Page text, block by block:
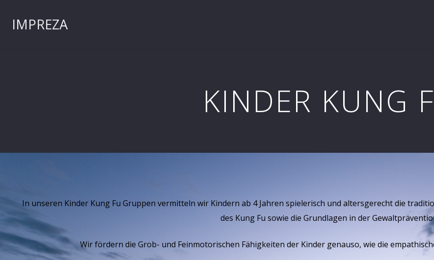
IMPREZA
KINDER KUNG
In unseren Kinder Kung Fu Gruppen vermitteln wir Kindern ab 4 Jahren spielerisch und altersgerecht die
des Kung Fu sowie die Grundlagen in der
Wir fördern die Grob- und Feinmotorischen Fähigkeiten der Kinder genauso, wie die